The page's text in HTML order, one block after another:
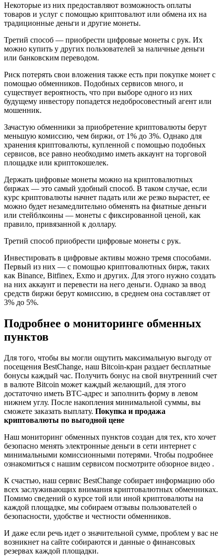
Некоторые из них предоставляют возможность оплаты
товаров и услуг с помощью криптовалют или обмена их на
традиционные деньги и другие монеты.
Третий способ — приобрести цифровые монеты с рук. Их
можно купить у других пользователей за наличные деньги
или банковским переводом.
Риск потерять свои вложения также есть при покупке монет с
помощью обменников. Подобных сервисов много, и
существует вероятность, что при выборе одного из них
будущему инвестору попадется недобросовестный агент или
мошенник.
Зачастую обменники за приобретение криптовалюты берут
меньшую комиссию, чем биржи, от 1% до 3%. Однако для
хранения криптовалюты, купленной с помощью подобных
сервисов, все равно необходимо иметь аккаунт на торговой
площадке или криптокошелек.
Держать цифровые монеты можно на криптовалютных
биржах — это самый удобный способ. В таком случае, если
курс криптовалюты начнет падать или же резко вырастет, ее
можно будет незамедлительно обменять на фиатные деньги
или стейблкоины — монеты с фиксированной ценой, как
правило, привязанной к доллару.
Третий способ приобрести цифровые монеты с рук.
Инвестировать в цифровые активы можно тремя способами.
Первый из них — с помощью криптовалютных бирж, таких
как Binance, Bitfinex, Exmo и других. Для этого нужно создать
на них аккаунт и перевести на него деньги. Однако за ввод
средств биржи берут комиссию, в среднем она составляет от
3% до 5%.
Подробнее о мониторинге обменных
пунктов
Для того, чтобы вы могли ощутить максимальную выгоду от
посещения BestChange, наш Bitcoin-кран раздает бесплатные
бонусы каждый час. Получить бонус на свой внутренний счет
в валюте Bitcoin может каждый желающий, для этого
достаточно иметь BTC-адрес и заполнить форму в левом
нижнем углу. После накопления минимальной суммы, вы
сможете заказать выплату. Покупка и продажа
криптовалюты по выгодной цене
Наш мониторинг обменных пунктов создан для тех, кто хочет
безопасно менять электронные деньги в сети интернет с
минимальными комиссионными потерями. Чтобы подробнее
ознакомиться с нашим сервисом посмотрите обзорное видео .
К счастью, наш сервис BestChange собирает информацию обо
всех заслуживающих внимания криптовалютных обменниках.
Помимо сведений о курсе той или иной криптовалюты на
каждой площадке, мы собираем отзывы пользователей о
безопасности, удобстве и честности обменников.
И даже если речь идет о значительной сумме, проблем у вас не
возникнет на сайте собираются и данные о финансовых
резервах каждой площадки.